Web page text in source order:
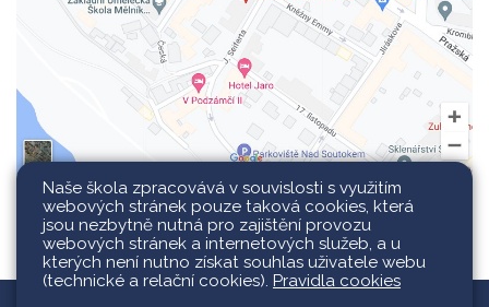
Naše škola zpracovává v souvislosti s využitím
webových stránek pouze taková cookies, která
jsou nezbytně nutná pro zajištění provozu
webových stránek a internetových služeb, a u
kterých není nutno získat souhlas uživatele webu
(technické a relační cookies). Pravidla cookies